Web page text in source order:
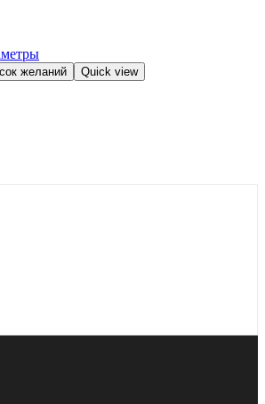
желаний Quick view